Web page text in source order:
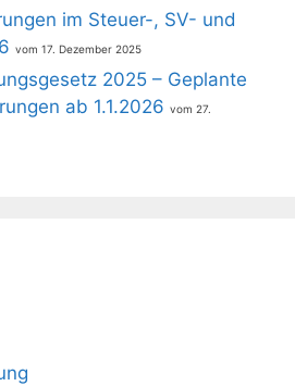
im Steuer-, SV- und
17. Dezember 2025
2025 – Geplante
ab 1.1.2026
27.